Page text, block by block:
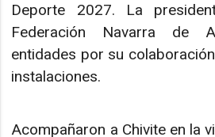
Deporte 2027. La
Federación Navarra de
entidades por su
instalaciones.
Acompañaron a Chivite en la